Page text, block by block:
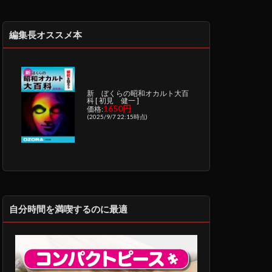
編集長オススメ本
新 ぼくらの昭和オカルト大百
科 [ 初見 健一 ]
価格:1650円
(2025/9/7 22:15時点)
自分時間を満喫するのに最適